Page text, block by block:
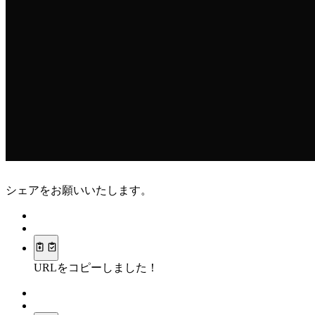
シェアをお願いいたします。
URLをコピーしました！